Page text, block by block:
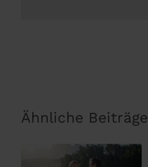
Ähnliche Beiträge